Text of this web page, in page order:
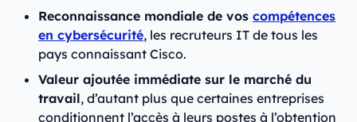
Reconnaissance mondiale de vos compétences
en cybersécurité, les recruteurs IT de tous les
pays connaissant Cisco.
Valeur ajoutée immédiate sur le marché du
travail, d’autant plus que certaines entreprises
conditionnent l’accès à leurs postes à l’obtention